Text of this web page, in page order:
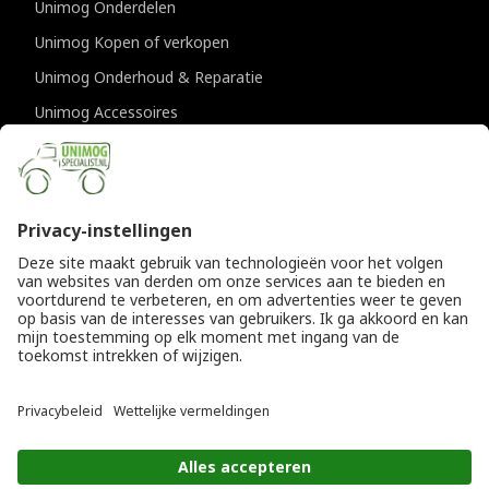
Unimog Onderdelen
Unimog Kopen of verkopen
Unimog Onderhoud & Reparatie
Unimog Accessoires
Unimog APK-keuringen
CONTACTGEGEVENS
Unimogspecialist
5334 JK Velddriel
T0418 632073
Einfo@unimogspecialist.nl
© Copyright 2026
Algemene voorwaarden|
Privacyverklaring